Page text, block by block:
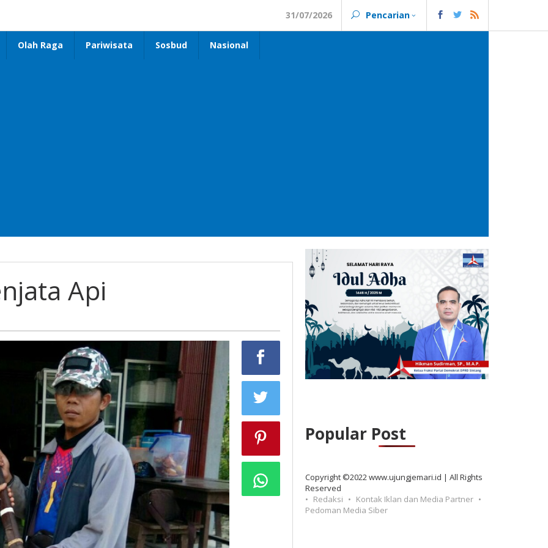
31/07/2026 Pencarian
Olah Raga Pariwisata Sosbud Nasional
Api
Popular Post
Copyright ©2022 www.ujungjemari.id | All Rights
Reserved
Redaksi
Kontak Iklan dan Media Partner
Pedoman Media Siber